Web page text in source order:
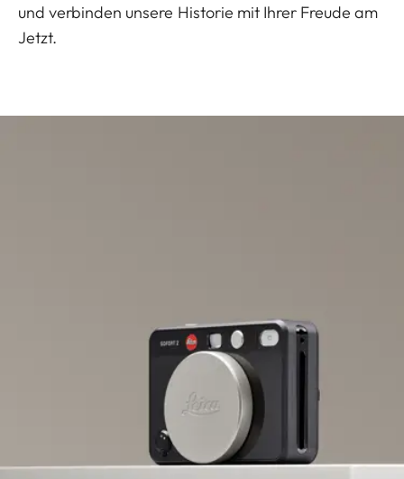
und verbinden unsere Historie mit Ihrer Freude am
Jetzt.